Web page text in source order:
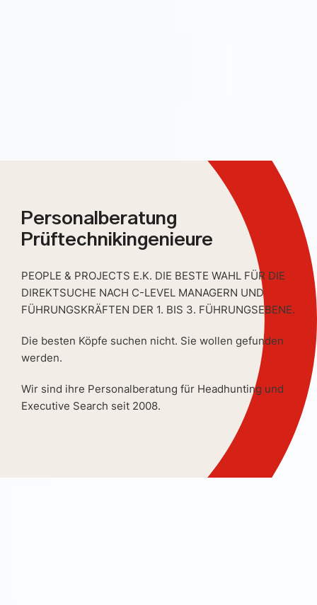
Personalberatung
Prüftechnikingenieure
PEOPLE & PROJECTS E.K. DIE BESTE WAHL FÜR DIE
DIREKTSUCHE NACH C-LEVEL MANAGERN UND
FÜHRUNGSKRÄFTEN DER 1. BIS 3. FÜHRUNGSEBENE.
Die besten Köpfe suchen nicht. Sie wollen gefunden
werden.
Wir sind ihre Personalberatung für Headhunting und
Executive Search seit 2008.